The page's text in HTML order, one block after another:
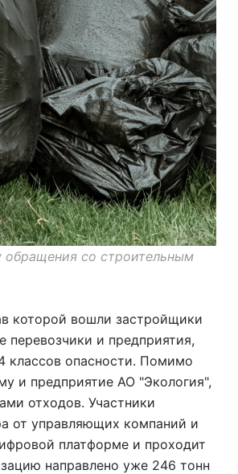
обращения со строительным
которой вошли застройщики
и предприятия,
классов опасности. Помимо
и предприятие АО "Экология",
отходов. Участники
от управляющих компаний и
платформе и проходит
направлено уже 246 тонн